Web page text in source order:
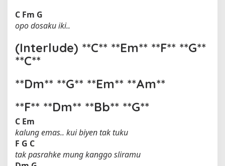
C Fm G
opo dosaku iki..
(Interlude) **C** **Em** **F** **G**
**C**
**Dm** **G** **Em** **Am**
**F** **Dm** **Bb** **G**
C Em
kalung emas.. kui biyen tak tuku
F G C
tak pasrahke mung kanggo sliramu